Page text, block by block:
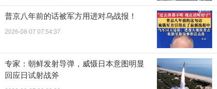
普京八年前的话被军方用进对乌战报！
2026-08-07 07:54:37
专家：朝鲜发射导弹，威慑日本意图明显
回应日试射战斧